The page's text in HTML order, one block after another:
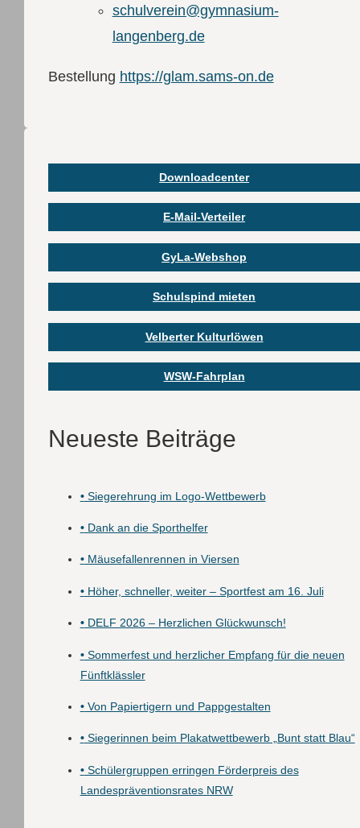
schulverein@gymnasium-
langenberg.de
Bestellung https://glam.sams-on.de
Downloadcenter
E-Mail-Verteiler
GyLa-Webshop
Schulspind mieten
Velberter Kulturlöwen
WSW-Fahrplan
Neueste Beiträge
•Siegerehrung im Logo-Wettbewerb
•Dank an die Sporthelfer
•Mäusefallenrennen in Viersen
•Höher, schneller, weiter – Sportfest am 16. Juli
•DELF 2026 – Herzlichen Glückwunsch!
•Sommerfest und herzlicher Empfang für die neuen
Fünftklässler
•Von Papiertigern und Pappgestalten
•Siegerinnen beim Plakatwettbewerb „Bunt statt Blau“
•Schülergruppen erringen Förderpreis des
Landespräventionsrates NRW